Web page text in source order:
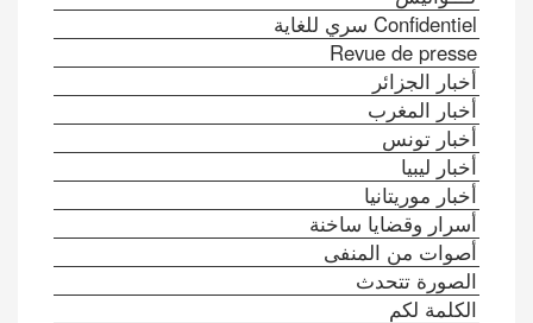
Confidentiel سري للغاية
Revue de presse
أخبار الجزائر
أخبار المغرب
أخبار تونس
أخبار ليبيا
أخبار موريتانيا
أسرار وقضايا ساخنة
أصوات من المنفى
الصورة تتحدث
الكلمة لكم